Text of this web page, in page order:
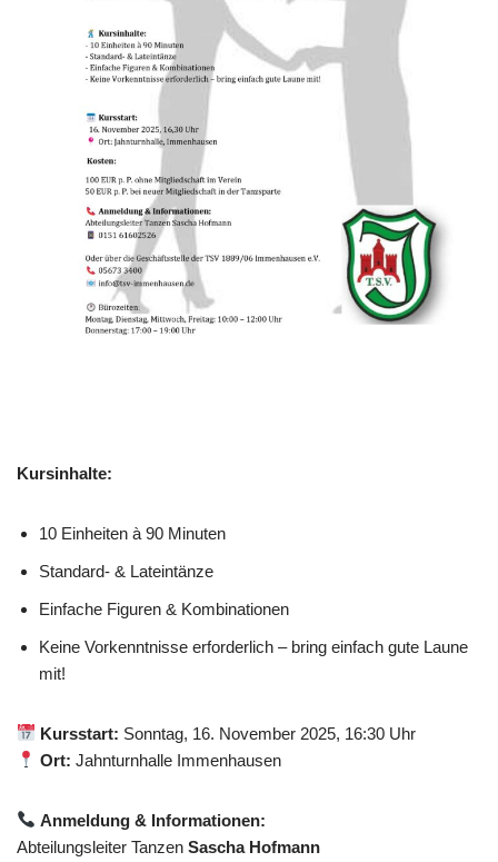
Kursinhalte:
10 Einheiten à 90 Minuten
Standard- & Lateintänze
Einfache Figuren & Kombinationen
Keine Vorkenntnisse erforderlich – bring einfach gute Laune
mit!
Kursstart: Sonntag, 16. November 2025, 16:30 Uhr
Ort: Jahnturnhalle Immenhausen
Anmeldung & Informationen:
Abteilungsleiter Tanzen Sascha Hofmann